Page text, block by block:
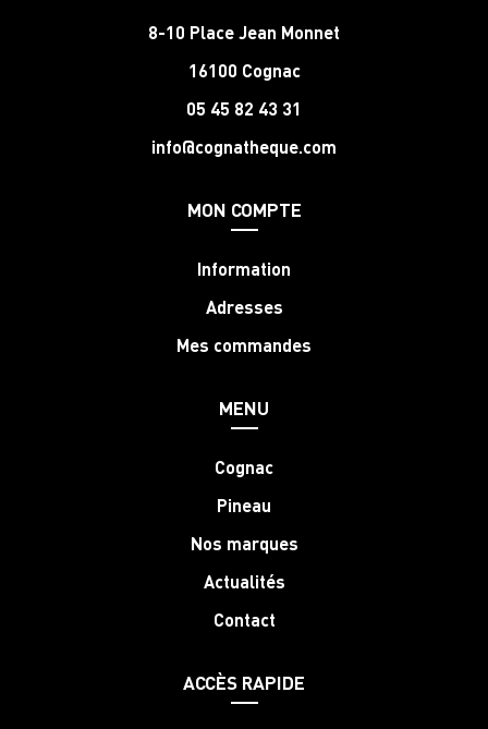
8-10 Place Jean Monnet
16100 Cognac
05 45 82 43 31
info@cognatheque.com
MON COMPTE
Information
Adresses
Mes commandes
MENU
Cognac
Pineau
Nos marques
Actualités
Contact
ACCÈS RAPIDE